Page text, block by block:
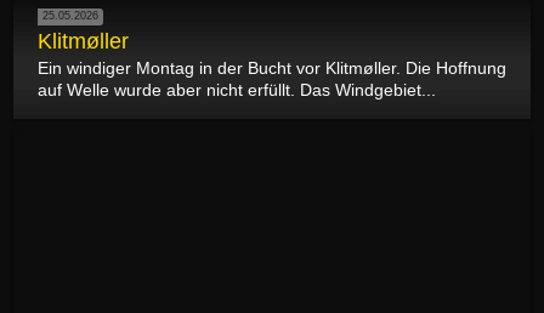
25.05.2026
Klitmøller
Ein windiger Montag in der Bucht vor Klitmøller. Die Hoffnung
auf Welle wurde aber nicht erfüllt. Das Windgebiet...